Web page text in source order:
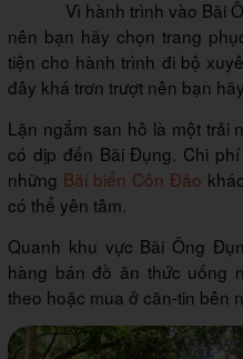
Vì hành trình vào Bãi
nên bạn hãy chọn trang
tiện cho hành trình đi bộ
đây khá trơn trượt nên bạn
Lặn ngắm san hô là một trải
có dịp đến Bãi Đụng. Chi
những Bãi biển Côn Đảo
có thể yên tâm.
Quanh khu vực Bãi Ông
hàng bán đồ ăn thức uống
theo hoặc mua ở căn-tin bên